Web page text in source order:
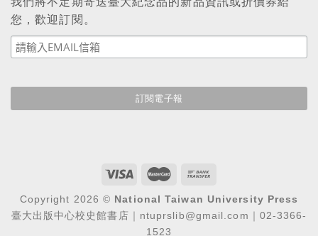
您，歡迎訂閱。
Copyright 2026 © National Taiwan University Press
臺大出版中心校史館書店｜ntuprslib@gmail.com｜02-3366-
1523